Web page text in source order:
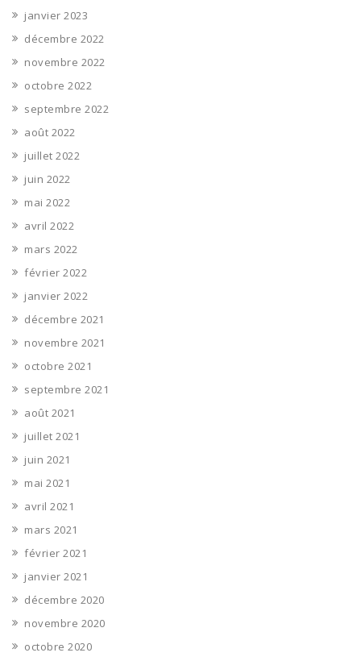
janvier 2023
décembre 2022
novembre 2022
octobre 2022
septembre 2022
août 2022
juillet 2022
juin 2022
mai 2022
avril 2022
mars 2022
février 2022
janvier 2022
décembre 2021
novembre 2021
octobre 2021
septembre 2021
août 2021
juillet 2021
juin 2021
mai 2021
avril 2021
mars 2021
février 2021
janvier 2021
décembre 2020
novembre 2020
octobre 2020